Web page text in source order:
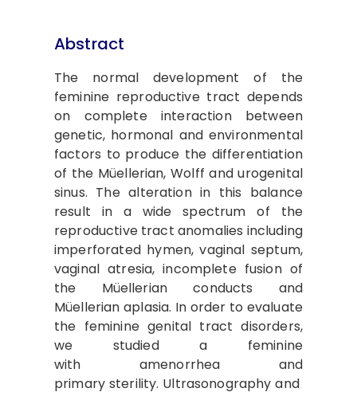
Abstract
The normal development of the
feminine reproductive tract depends
on complete interaction between
genetic, hormonal and environmental
factors to produce the differentiation
of the Müellerian, Wolff and urogenital
sinus. The alteration in this balance
result in a wide spectrum of the
reproductive tract anomalies including
imperforated hymen, vaginal septum,
vaginal atresia, incomplete fusion of
the Müellerian conducts and
Müellerian aplasia. In order to evaluate
the feminine genital tract disorders,
we studied a feminine
with amenorrhea and
primary sterility. Ultrasonography and